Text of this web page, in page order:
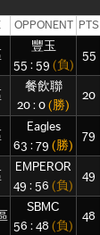
OPPONENT PTS
豐玉
55 : 59 (負)
55
餐飲聯
20 : 0 (勝)
20
Eagles
63 : 79 (勝)
79
EMPEROR
49 : 56 (負)
49
SBMC
56 : 48 (負)
48